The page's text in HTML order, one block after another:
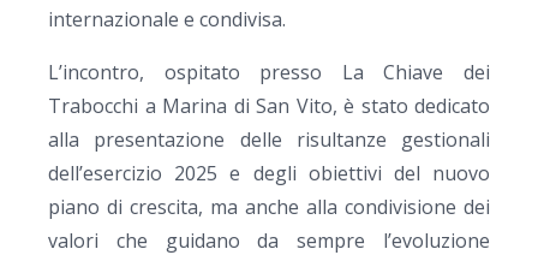
internazionale e condivisa.
L’incontro, ospitato presso La Chiave dei
Trabocchi a Marina di San Vito, è stato dedicato
alla presentazione delle risultanze gestionali
dell’esercizio 2025 e degli obiettivi del nuovo
piano di crescita, ma anche alla condivisione dei
valori che guidano da sempre l’evoluzione